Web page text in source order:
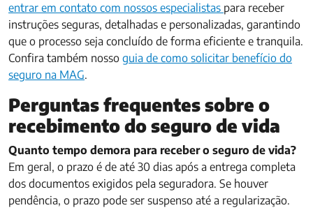
entrar em contato com nossos especialistas para receber
instruções seguras, detalhadas e personalizadas, garantindo
que o processo seja concluído de forma eficiente e tranquila.
Confira também nosso guia de como solicitar benefício do
seguro na MAG.
Perguntas frequentes sobre o
recebimento do seguro de vida
Quanto tempo demora para receber o seguro de vida?
Em geral, o prazo é de até 30 dias após a entrega completa
dos documentos exigidos pela seguradora. Se houver
pendência, o prazo pode ser suspenso até a regularização.